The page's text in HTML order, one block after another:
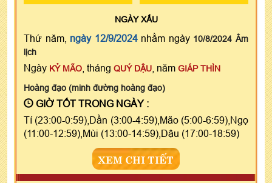
NGÀYXẤU
Thứ năm, ngày 12/9/2024nhằm ngày 10/8/2024 Âm
lịch
Ngày KỶ MÃO , tháng QUÝ DẬU , năm GIÁP THÌN
Hoàng đạo (minh đường hoàng đạo)
GIỜ TỐT TRONG NGÀY :
Tí (23:00-0:59),Dần (3:00-4:59),Mão (5:00-6:59),Ngọ
(11:00-12:59),Mùi (13:00-14:59),Dậu (17:00-18:59)
XEM CHI TIẾT